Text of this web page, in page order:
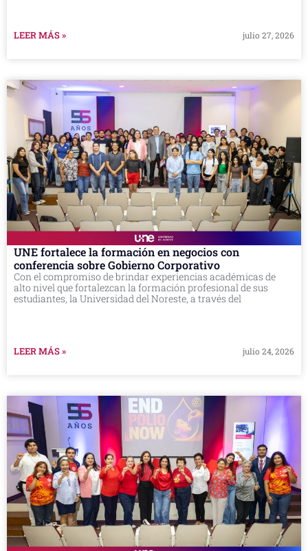
LEER MÁS » julio 27, 2026
UNE fortalece la formación en negocios con
conferencia sobre Gobierno Corporativo
Con el compromiso de brindar experiencias académicas de
alto nivel que fortalezcan la formación profesional de sus
estudiantes, la Universidad del Noreste, a través del
LEER MÁS » julio 24, 2026